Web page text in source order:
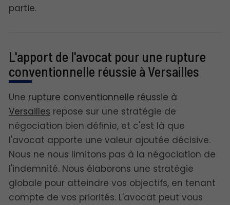
partie.
L'apport de l'avocat pour une rupture
conventionnelle réussie à Versailles
Une rupture conventionnelle réussie à
Versailles repose sur une stratégie de
négociation bien définie, et c'est là que
l'avocat apporte une valeur ajoutée décisive.
Nous ne nous limitons pas à la négociation de
l'indemnité. Nous élaborons une stratégie
globale pour atteindre vos objectifs, en tenant
compte de vos priorités. L'avocat peut vous